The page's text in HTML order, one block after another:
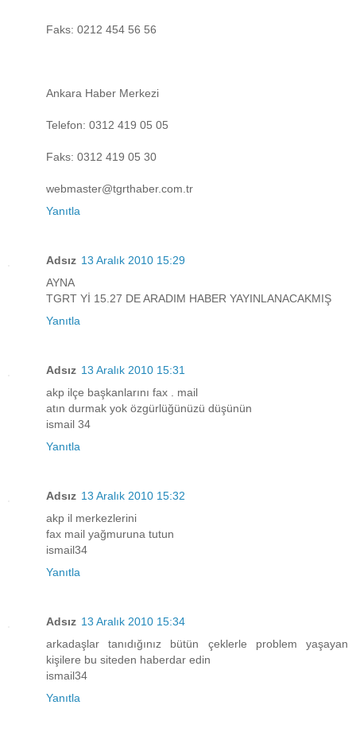
Faks: 0212 454 56 56
Ankara Haber Merkezi
Telefon: 0312 419 05 05
Faks: 0312 419 05 30
webmaster@tgrthaber.com.tr
Yanıtla
Adsız 13 Aralık 2010 15:29
AYNA
TGRT Yİ 15.27 DE ARADIM HABER YAYINLANACAKMIŞ
Yanıtla
Adsız 13 Aralık 2010 15:31
akp ilçe başkanlarını fax . mail
atın durmak yok özgürlüğünüzü düşünün
ismail 34
Yanıtla
Adsız 13 Aralık 2010 15:32
akp il merkezlerini
fax mail yağmuruna tutun
ismail34
Yanıtla
Adsız 13 Aralık 2010 15:34
arkadaşlar tanıdığınız bütün çeklerle problem yaşayan
kişilere bu siteden haberdar edin
ismail34
Yanıtla